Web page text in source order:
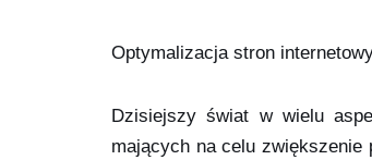
Optymalizacja stron
Dzisiejszy świat w wielu
mających na celu zwiększenie